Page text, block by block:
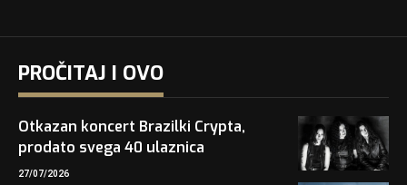
PROČITAJ I OVO
Otkazan koncert Brazilki Crypta,
prodato svega 40 ulaznica
27/07/2026